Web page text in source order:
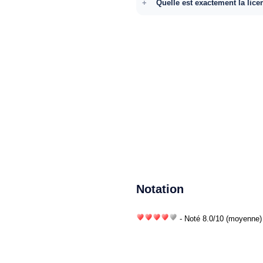
Quelle est exactement la
Notation
- Noté 8.0/10